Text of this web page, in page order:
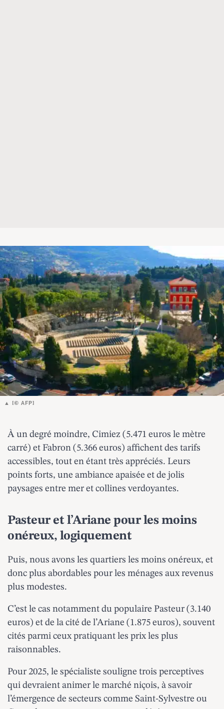
[© AFP]
À un degré moindre, Cimiez (5.471 euros le mètre
carré) et Fabron (5.366 euros) affichent des tarifs
accessibles, tout en étant très appréciés. Leurs
points forts, une ambiance apaisée et de jolis
paysages entre mer et collines verdoyantes.
Pasteur et l’Ariane pour les moins
onéreux, logiquement
Puis, nous avons les quartiers les moins onéreux, et
donc plus abordables pour les ménages aux revenus
plus modestes.
C’est le cas notamment du populaire Pasteur (3.140
euros) et de la cité de l’Ariane (1.875 euros), souvent
cités parmi ceux pratiquant les prix les plus
raisonnables.
Pour 2025, le spécialiste souligne trois perceptives
qui devraient animer le marché niçois, à savoir
l’émergence de secteurs comme Saint-Sylvestre ou